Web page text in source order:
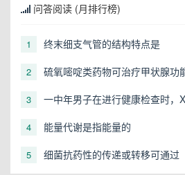
问答阅读 (月排行榜)
1 终末细支气管的结构特点是
2 硫氧嘧啶类药物可治疗甲状腺功
3
一中年男子在进行健康检查时，
4 能量代谢是指能量的
5 细菌抗药性的传递或转移可通过